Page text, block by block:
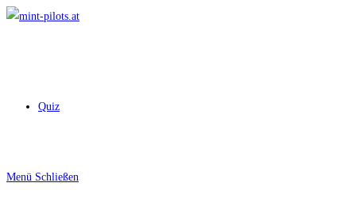
Zum
Quiz
Menü Schließen